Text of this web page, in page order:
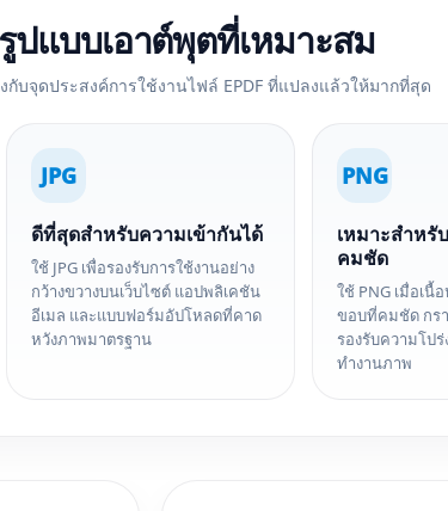
ปแบบเอาต์พุตที่เหมาะสม
กับจุดประสงค์การใช้งานไฟล์ EPDF ที่แปลงแล้วให้มากที่สุด
JPG
ดีที่สุดสำหรับความเข้ากันได้
ใช้ JPG เพื่อรองรับการใช้งานอย่าง
กว้างขวางบนเว็บไซต์ แอปพลิเคชัน
อีเมล และแบบฟอร์มอัปโหลดที่คาด
หวังภาพมาตรฐาน
PNG
เหมาะสำหรั
คมชัด
ใช้ PNG เมื่อเนื้
ขอบที่คมชัด กร
รองรับความโป
ทำงานภาพ